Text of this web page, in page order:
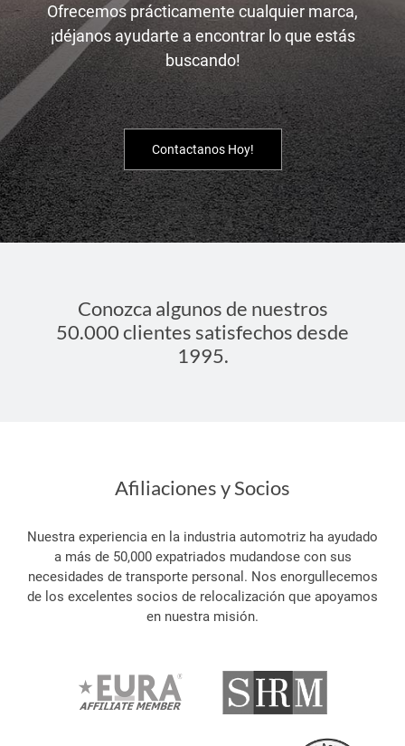
Ofrecemos prácticamente cualquier marca,
¡déjanos ayudarte a encontrar lo que estás
buscando!
Contactanos Hoy!
Conozca algunos de nuestros
50.000 clientes satisfechos desde
1995.
Afiliaciones y Socios
Nuestra experiencia en la industria automotriz ha ayudado
a más de 50,000 expatriados mudandose con sus
necesidades de transporte personal. Nos enorgullecemos
de los excelentes socios de relocalización que apoyamos
en nuestra misión.